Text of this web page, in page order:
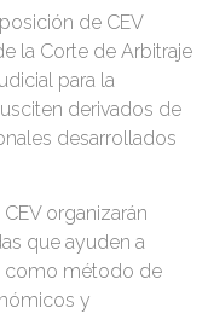
de CEV
la Corte de Arbitraje
para la
derivados de
desarrollados
organizarán
que ayuden a
como método de
y